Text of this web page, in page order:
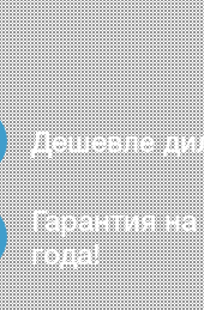
Дешевле
Гарантия
года!